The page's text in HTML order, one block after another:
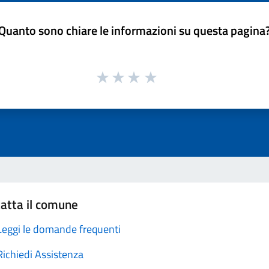
sono chiare le informazioni su questa
il comune
le domande frequenti
Assistenza